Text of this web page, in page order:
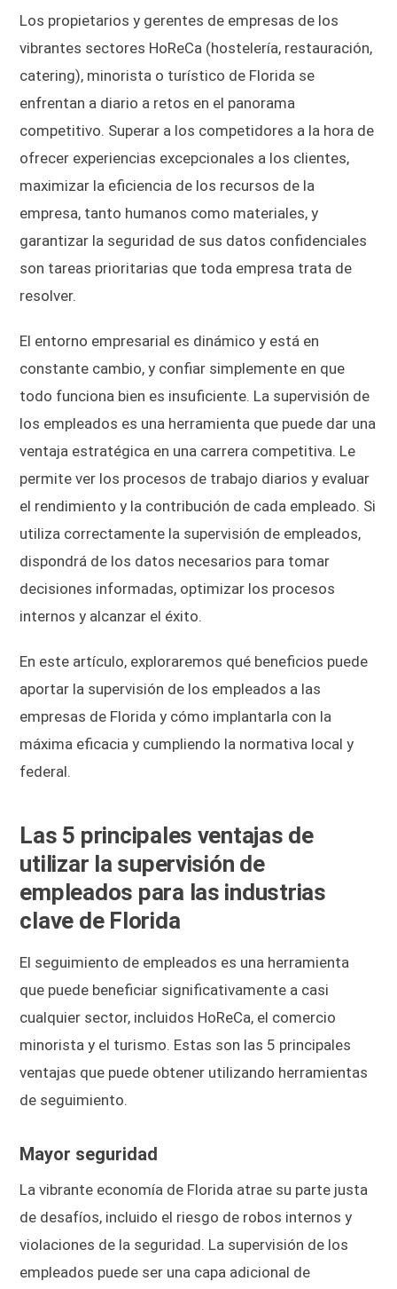
Los propietarios y gerentes de empresas de los
vibrantes sectores HoReCa (hostelería, restauración,
catering), minorista o turístico de Florida se
enfrentan a diario a retos en el panorama
competitivo. Superar a los competidores a la hora de
ofrecer experiencias excepcionales a los clientes,
maximizar la eficiencia de los recursos de la
empresa, tanto humanos como materiales, y
garantizar la seguridad de sus datos confidenciales
son tareas prioritarias que toda empresa trata de
resolver.
El entorno empresarial es dinámico y está en
constante cambio, y confiar simplemente en que
todo funciona bien es insuficiente. La supervisión de
los empleados es una herramienta que puede dar una
ventaja estratégica en una carrera competitiva. Le
permite ver los procesos de trabajo diarios y evaluar
el rendimiento y la contribución de cada empleado. Si
utiliza correctamente la supervisión de empleados,
dispondrá de los datos necesarios para tomar
decisiones informadas, optimizar los procesos
internos y alcanzar el éxito.
En este artículo, exploraremos qué beneficios puede
aportar la supervisión de los empleados a las
empresas de Florida y cómo implantarla con la
máxima eficacia y cumpliendo la normativa local y
federal.
Las 5 principales ventajas de
utilizar la supervisión de
empleados para las industrias
clave de Florida
El seguimiento de empleados es una herramienta
que puede beneficiar significativamente a casi
cualquier sector, incluidos HoReCa, el comercio
minorista y el turismo. Estas son las 5 principales
ventajas que puede obtener utilizando herramientas
de seguimiento.
Mayor seguridad
La vibrante economía de Florida atrae su parte justa
de desafíos, incluido el riesgo de robos internos y
violaciones de la seguridad. La supervisión de los
empleados puede ser una capa adicional de